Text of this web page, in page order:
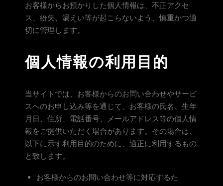
お客様からお預かりした個人情報は、不正アクセ
ス、紛失、漏えい等が起こらないよう、慎重かつ適
切に管理します。
個人情報の利用目的
当サイトでは、お客様からのお問い合わせやサービ
スへのお申し込み等を通じて、お客様の氏名、生年
月日、住所、電話番号、メールアドレス等の個人情
報をご提供いただく場合があります。その場合は、
以下に示す利用目的のために、適正に利用するもの
と致します。
お客様からのお問い合わせ等に対応するた